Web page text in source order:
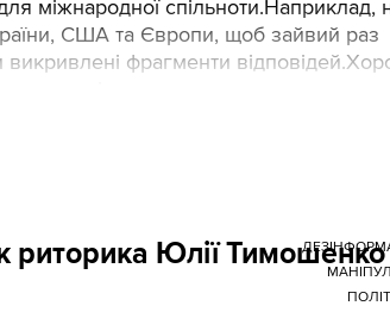
міжнародної спільноти.Наприклад,
США та Європи, щоб зайвий раз
викривлені фрагменти
риторика Юлії Тимошенко